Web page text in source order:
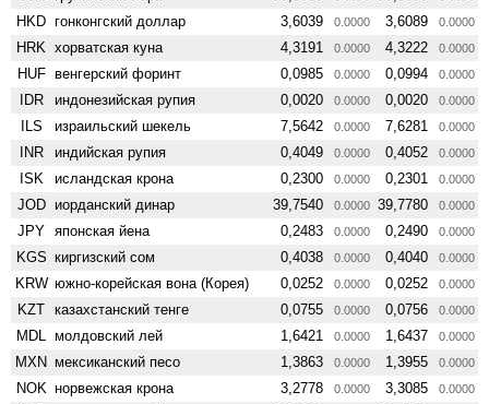
HKD гонконгский доллар 3,6039 0.0000 3,6089 0.0000
HRK хорватская куна 4,3191 0.0000 4,3222 0.0000
HUF венгерский форинт 0,0985 0.0000 0,0994 0.0000
IDR индонезийская рупия 0,0020 0.0000 0,0020 0.0000
ILS израильский шекель 7,5642 0.0000 7,6281 0.0000
INR индийская рупия 0,4049 0.0000 0,4052 0.0000
ISK исландская крона 0,2300 0.0000 0,2301 0.0000
JOD иорданский динар 39,7540 0.0000 39,7780 0.0000
JPY японская йена 0,2483 0.0000 0,2490 0.0000
KGS киргизский сом 0,4038 0.0000 0,4040 0.0000
KRW южно-корейская вона (Корея) 0,0252 0.0000 0,0252 0.0000
KZT казахстанский тенге 0,0755 0.0000 0,0756 0.0000
MDL молдовский лей 1,6421 0.0000 1,6437 0.0000
MXN мексиканский песо 1,3863 0.0000 1,3955 0.0000
NOK норвежская крона 3,2778 0.0000 3,3085 0.0000